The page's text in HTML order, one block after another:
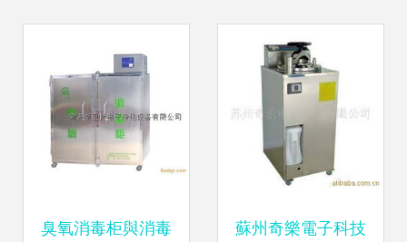
臭氧消毒柜與消毒 蘇州奇樂電子科技